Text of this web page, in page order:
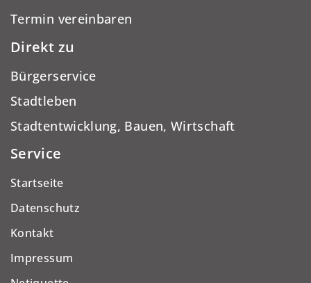
Termin vereinbaren
Direkt zu
Bürgerservice
Stadtleben
Stadtentwicklung, Bauen, Wirtschaft
Service
Startseite
Datenschutz
Kontakt
Impressum